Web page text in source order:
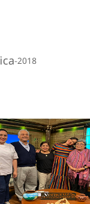
2018